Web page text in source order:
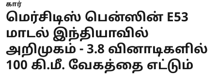
கார்
மெர்சிடிஸ் பென்ஸின் E53
மாடல் இந்தியாவில்
அறிமுகம் - 3.8 வினாடிகளில்
100 கி.மீ. வேகத்தை எட்டும்